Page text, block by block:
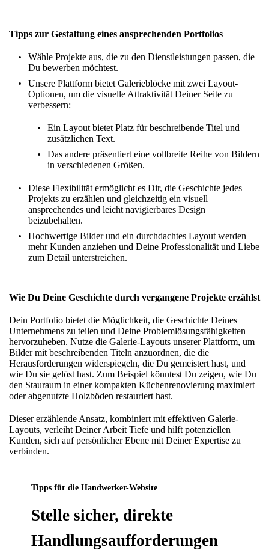
Tipps zur Gestaltung eines ansprechenden Portfolios
Wähle Projekte aus, die zu den Dienstleistungen passen, die
Du bewerben möchtest.
Unsere Plattform bietet Galerieblöcke mit zwei Layout-
Optionen, um die visuelle Attraktivität Deiner Seite zu
verbessern:
Ein Layout bietet Platz für beschreibende Titel und
zusätzlichen Text.
Das andere präsentiert eine vollbreite Reihe von Bildern
in verschiedenen Größen.
Diese Flexibilität ermöglicht es Dir, die Geschichte jedes
Projekts zu erzählen und gleichzeitig ein visuell
ansprechendes und leicht navigierbares Design
beizubehalten.
Hochwertige Bilder und ein durchdachtes Layout werden
mehr Kunden anziehen und Deine Professionalität und Liebe
zum Detail unterstreichen.
Wie Du Deine Geschichte durch vergangene Projekte erzählst
Dein Portfolio bietet die Möglichkeit, die Geschichte Deines
Unternehmens zu teilen und Deine Problemlösungsfähigkeiten
hervorzuheben. Nutze die Galerie-Layouts unserer Plattform, um
Bilder mit beschreibenden Titeln anzuordnen, die die
Herausforderungen widerspiegeln, die Du gemeistert hast, und
wie Du sie gelöst hast. Zum Beispiel könntest Du zeigen, wie Du
den Stauraum in einer kompakten Küchenrenovierung maximiert
oder abgenutzte Holzböden restauriert hast.
Diesererzählende Ansatz, kombiniert mit effektiven Galerie-
Layouts, verleiht Deiner Arbeit Tiefe und hilft potenziellen
Kunden, sich auf persönlicher Ebene mit Deiner Expertise zu
verbinden.
Tipps für die Handwerker-Website
Stelle sicher, direkte
Handlungsaufforderungen